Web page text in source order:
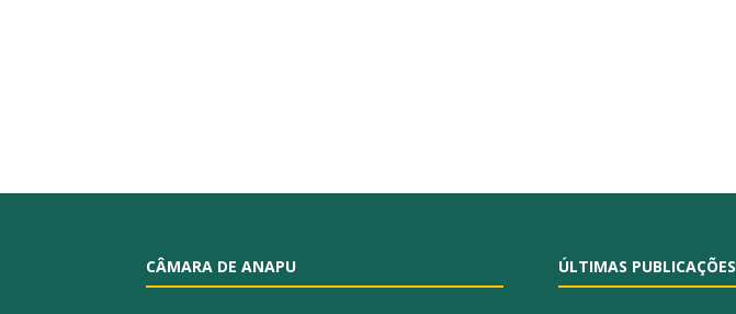
CÂMARA DE ANAPU ÚLTIMAS PUBLICAÇÕES